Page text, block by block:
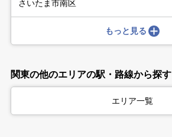
さいたま市南区
もっと見る
関東の他のエリアの駅・路線から探す
エリア一覧